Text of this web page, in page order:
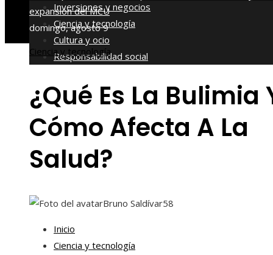
expansión del MCU
domingo, agosto 9
Inversiones y negocios
Ciencia y tecnología
Cultura y ocio
Responsabilidad social
Ciencia y tecnología
¿Qué Es La Bulimia
Cómo Afecta A La
Salud?
Bruno Saldívar58
Inicio
Ciencia y tecnología